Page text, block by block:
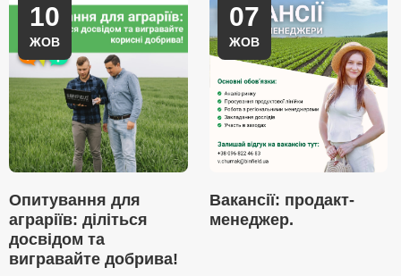
10
ЖОВ
Опитування для
аграріїв: діліться
досвідом та
вигравайте добрива!
07
ЖОВ
Вакансії: продакт-
менеджер.